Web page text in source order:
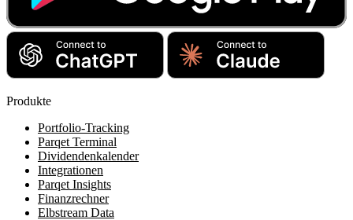
Produkte
Portfolio-Tracking
Parqet Terminal
Dividendenkalender
Integrationen
Parqet Insights
Finanzrechner
Elbstream Data